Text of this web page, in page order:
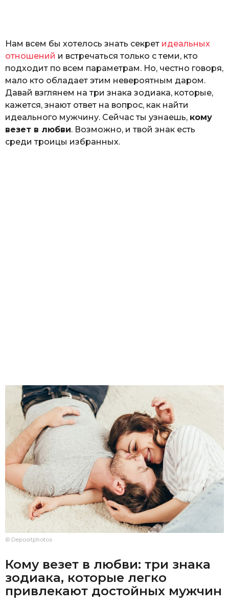
Нам всем бы хотелось знать секрет идеальных
отношений и встречаться только с теми, кто
подходит по всем параметрам. Но, честно говоря,
мало кто обладает этим невероятным даром.
Давай взглянем на три знака зодиака, которые,
кажется, знают ответ на вопрос, как найти
идеального мужчину. Сейчас ты узнаешь, кому
везет в любви. Возможно, и твой знак есть
среди троицы избранных.
© Depositphotos
Кому везет в любви: три знака
зодиака, которые легко
привлекают достойных мужчин